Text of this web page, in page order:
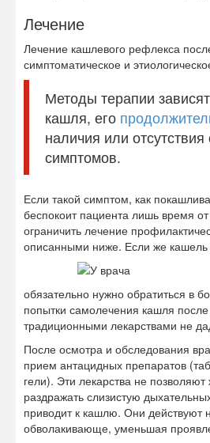
Лечение
Лечение кашлевого рефлекса
симптоматическое и
Методы терапии
кашля, его
наличия или
симптомов.
Если такой симптом, как
беспокоит пациента лишь время
ограничить лечение
описанными ниже. Если же кашель
обязательно нужно обратиться в
попытки самолечения кашля
традиционными лекарствами не
После осмотра и обследования
прием антацидных препаратов
гели). Эти лекарства не
раздражать слизистую
приводит к кашлю. Они действуют
обволакивающе, уменьшая